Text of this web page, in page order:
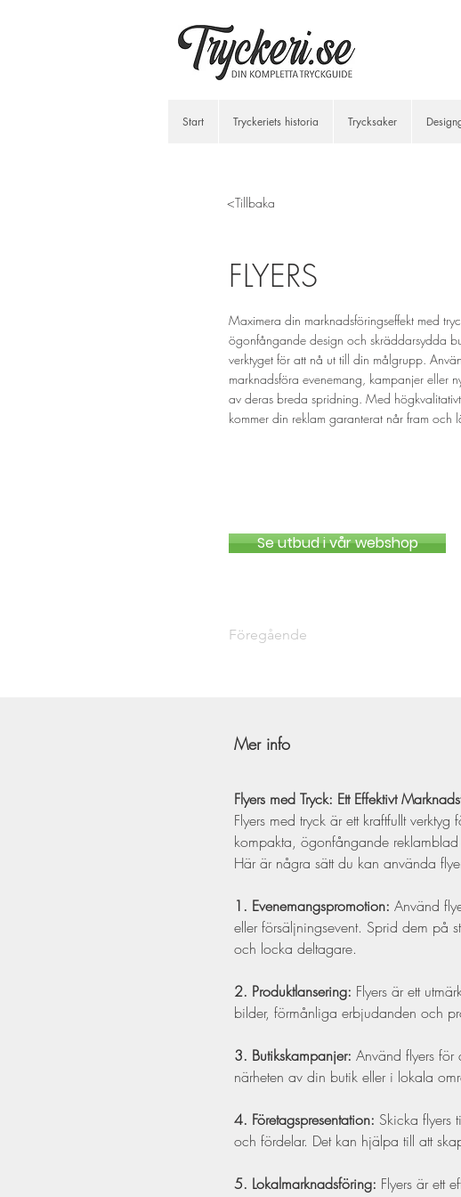
Start Tryckeriets historia Trycksaker
<Tillbaka
FLYERS
Maximera din marknadsföringseffekt med
ögonfångande design och skräddarsydda
verktyget för att nå ut till din målgrupp.
marknadsföra evenemang, kampanjer eller
av deras breda spridning. Med
kommer din reklam garanterat når fram och
Se utbud i vår webshop
Föregående
Mer info
Flyers med Tryck: Ett Effektivt
Flyers med tryck är ett kraftfullt
kompakta, ögonfångande
Här är några sätt du kan använda
1. Evenemangspromotion: Använd
eller försäljningsevent. Sprid dem på
och locka deltagare.
2. Produktlansering: Flyers är ett
bilder, förmånliga erbjudanden och
3. Butikskampanjer: Använd flyers för
närheten av din butik eller i lokala
4. Företagspresentation: Skicka flyers
och fördelar. Det kan hjälpa till att
5. Lokalmarknadsföring: Flyers är ett